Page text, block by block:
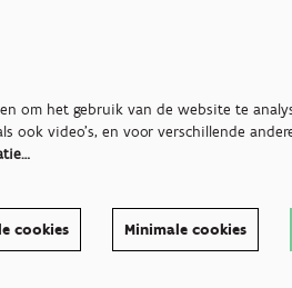
om het gebruik van de website te
video’s, en voor verschillende
cookies Minimale cookies